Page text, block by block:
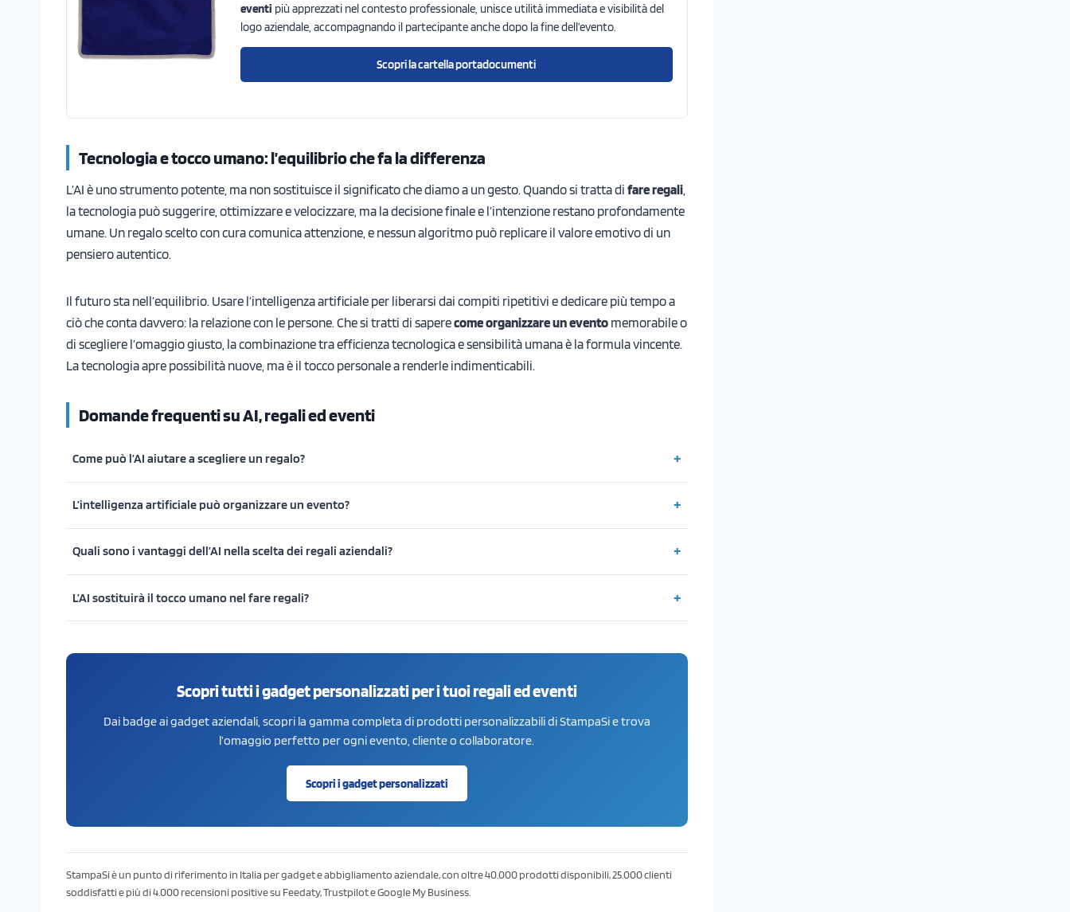
eventi più apprezzati nel contesto professionale, unisce utilità immediata e visibilità del
logo aziendale, accompagnando il partecipante anche dopo la fine dell’evento.
Scopri la cartella portadocumenti
Tecnologia e tocco umano: l’equilibrio che fa la differenza
L’AI è uno strumento potente, ma non sostituisce il significato che diamo a un gesto. Quando si tratta di fare regali
la tecnologia può suggerire, ottimizzare e velocizzare, ma la decisione finale e l’intenzione restano profondamente
umane. Un regalo scelto con cura comunica attenzione, e nessun algoritmo può replicare il valore emotivo di un
pensiero autentico.
Il futuro sta nell’equilibrio. Usare l’intelligenza artificiale per liberarsi dai compiti ripetitivi e dedicare più tempo a
ciò che conta davvero: la relazione con le persone. Che si tratti di saperecome organizzare un evento memorabile o
di scegliere l’omaggio giusto, la combinazione tra efficienza tecnologica e sensibilità umana è la formula vincente.
La tecnologia apre possibilità nuove, ma è il tocco personale a renderle indimenticabili.
Domande frequenti su AI, regali ed eventi
Come può l’AI aiutare a scegliere un regalo?
L’intelligenza artificiale può organizzare un evento?
Quali sono i vantaggi dell’AI nella scelta dei regali aziendali?
L’AI sostituirà il tocco umano nel fare regali?
Scopri tutti i gadget personalizzati per i tuoi regali ed eventi
Dai badge ai gadget aziendali, scopri la gamma completa di prodotti personalizzabili di StampaSi e trova
l’omaggio perfetto per ogni evento, cliente o collaboratore.
Scopri i gadget personalizzati
StampaSi è un punto di riferimento in Italia per gadget e abbigliamento aziendale, con oltre 40.000 prodotti disponibili, 25.000 clienti
soddisfatti e più di 4.000 recensioni positive su Feedaty, Trustpilot e Google My Business.